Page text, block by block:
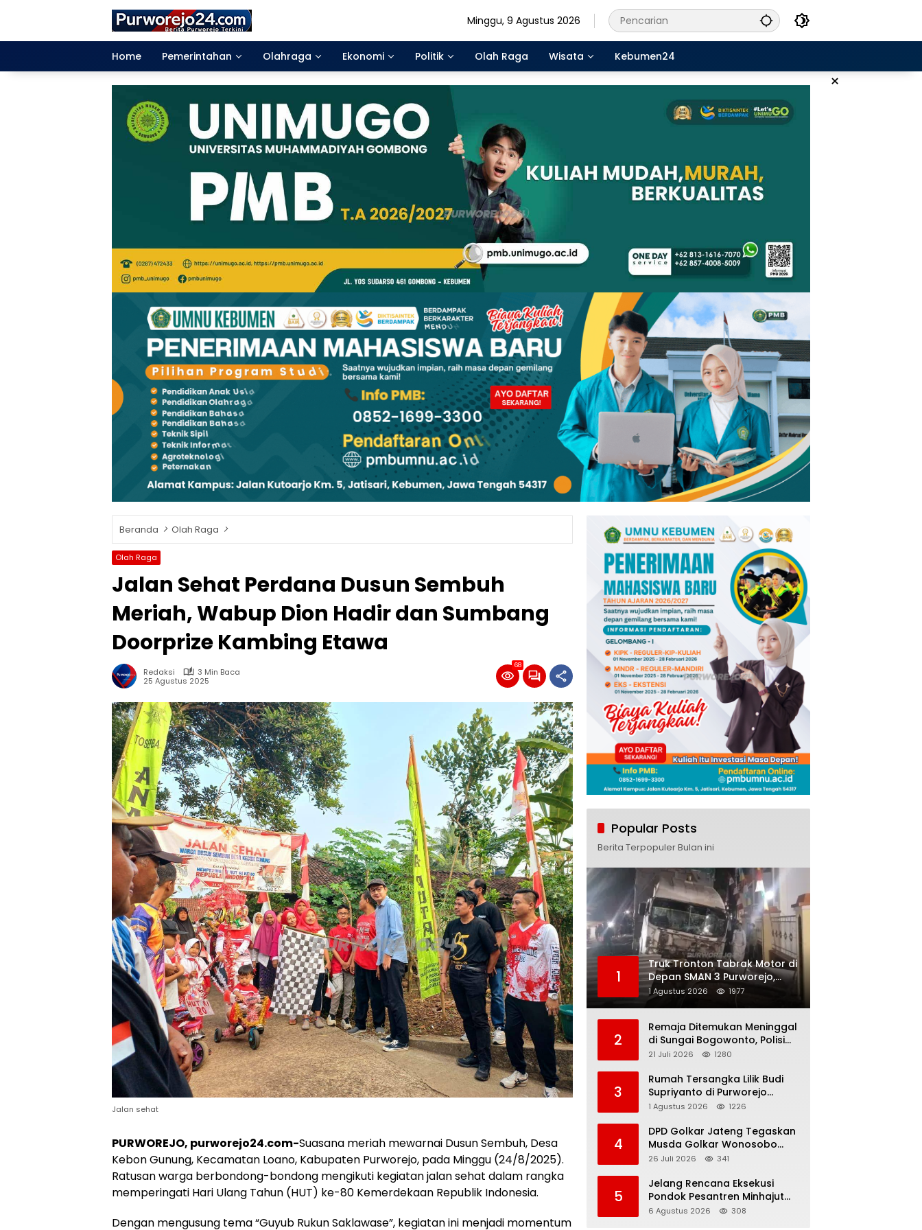
Minggu, 9 Agustus 2026
Home Pemerintahan Olahraga Ekonomi Politik Olah Raga Wisata Kebumen24
×
Beranda Olah Raga
Olah Raga
Jalan Sehat Perdana Dusun Sembuh
Meriah, Wabup Dion Hadir dan Sumbang
Doorprize Kambing Etawa
Redaksi
3 Min Baca
25 Agustus 2025
68
Jalan sehat
PURWOREJO, purworejo24.com-Suasana meriah mewarnai Dusun Sembuh, Desa
Kebon Gunung, Kecamatan Loano, Kabupaten Purworejo, pada Minggu (24/8/2025).
Ratusan warga berbondong-bondong mengikuti kegiatan jalan sehat dalam rangka
memperingati Hari Ulang Tahun (HUT) ke-80 Kemerdekaan Republik Indonesia.
Dengan mengusung tema “Guyub Rukun Saklawase”, kegiatan ini menjadi momentum
Popular Posts
Berita Terpopuler Bulan ini
1
Truk Tronton Tabrak Motor di
Depan SMAN 3 Purworejo,
Korban Meninggal Dunia,
Polisi Masih Selidiki Penyebab
1 Agustus 2026 1977
2
Remaja Ditemukan Meninggal
di Sungai Bogowonto, Polisi
Masih Selidiki Penyebab
21 Juli 2026 1280
3
Rumah Tersangka Lilik Budi
Supriyanto di Purworejo
Digeledah KPK, Dua
1 Agustus 2026 1226
4
DPD Golkar Jateng Tegaskan
Musda Golkar Wonosobo
Sah, Imam Teguh Purnomo
26 Juli 2026 341
5
Jelang Rencana Eksekusi
Pondok Pesantren Minhajut
Tholibin, Pemkab Purworejo
6 Agustus 2026 308